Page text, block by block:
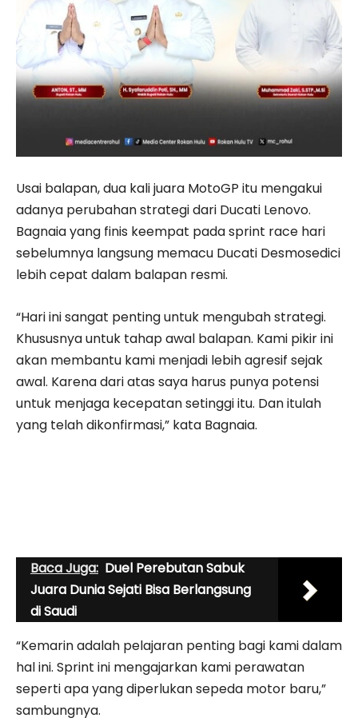
Usai balapan, dua kali juara MotoGP itu mengakui
adanya perubahan strategi dari Ducati Lenovo.
Bagnaia yang finis keempat pada sprint race hari
sebelumnya langsung memacu Ducati Desmosedici
lebih cepat dalam balapan resmi.
“Hari ini sangat penting untuk mengubah strategi.
Khususnya untuk tahap awal balapan. Kami pikir ini
akan membantu kami menjadi lebih agresif sejak
awal. Karena dari atas saya harus punya potensi
untuk menjaga kecepatan setinggi itu. Dan itulah
yang telah dikonfirmasi,” kata Bagnaia.
Baca Juga: Duel Perebutan Sabuk
Juara Dunia Sejati Bisa Berlangsung
di Saudi
“Kemarin adalah pelajaran penting bagi kami dalam
hal ini. Sprint ini mengajarkan kami perawatan
seperti apa yang diperlukan sepeda motor baru,”
sambungnya.